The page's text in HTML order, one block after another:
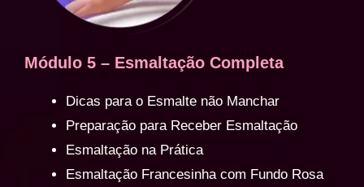
Módulo 5 – Esmaltação Completa
Dicas para o Esmalte não Manchar
Preparação para Receber Esmaltação
Esmaltação na Prática
Esmaltação Francesinha com Fundo Rosa